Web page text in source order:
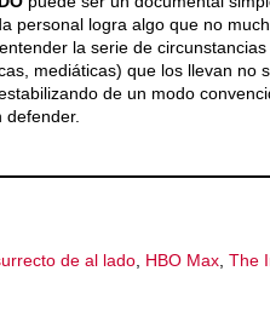
personal logra algo que no
la serie de circunstancias
mediáticas) que los llevan no
de un modo
de al lado HBO Max The